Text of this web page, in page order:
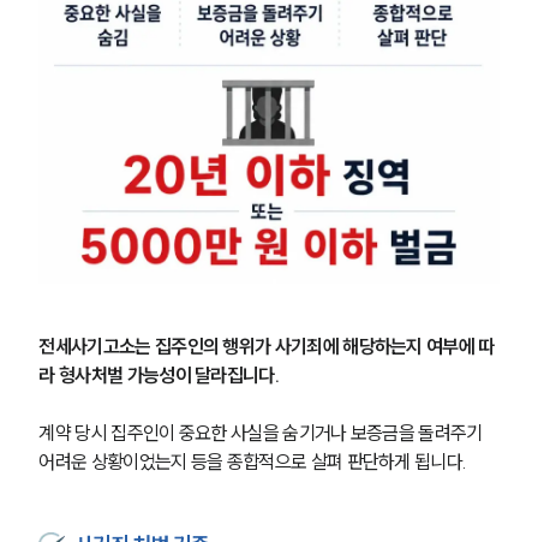
전세사기고소는 집주인의 행위가 사기죄에 해당하는지 여부에 따
라 형사처벌 가능성이 달라집니다.
계약 당시 집주인이 중요한 사실을 숨기거나 보증금을 돌려주기
어려운 상황이었는지 등을 종합적으로 살펴 판단하게 됩니다.